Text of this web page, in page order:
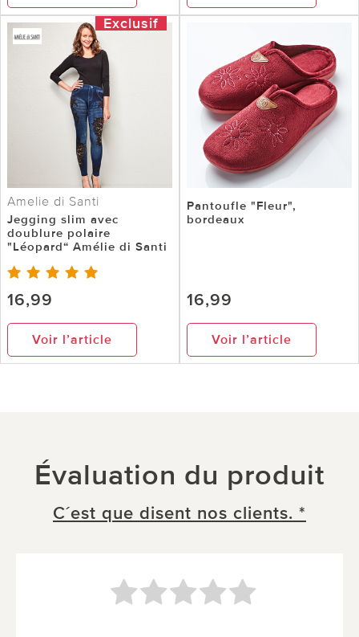
Exclusif
Amelie di Santi
Jegging slim avec
doublure polaire
"Léopard“ Amélie di Santi
16,99
Voir l’article
Pantoufle "Fleur",
bordeaux
16,99
Voir l’article
Évaluation du produit
C´est que disent nos clients. *